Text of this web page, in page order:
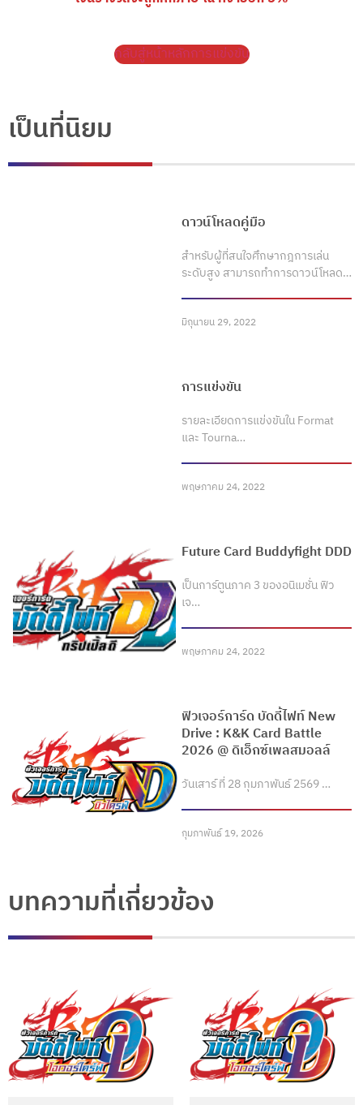
กลับสู่หน้าหลักการแข่งขัน
เป็นที่นิยม
ดาวน์โหลดคู่มือ
สำหรับผู้ที่สนใจศึกษากฎการเล่น
ระดับสูง สามารถทำการดาวน์โหลด…
มิถุนายน 29, 2022
การแข่งขัน
รายละเอียดการแข่งขันใน Format
และ Tourna…
พฤษภาคม 24, 2022
Future Card Buddyfight DDD
เป็นการ์ตูนภาค 3 ของอนิเมชั่น ฟิว
เจ…
พฤษภาคม 24, 2022
ฟิวเจอร์การ์ด บัดดี้ไฟท์ New
Drive : K&K Card Battle
2026 @ ดิเอ็กซ์เพลสมอลล์
วันเสาร์ ที่ 28 กุมภาพันธ์ 2569 …
กุมภาพันธ์ 19, 2026
บทความที่เกี่ยวข้อง